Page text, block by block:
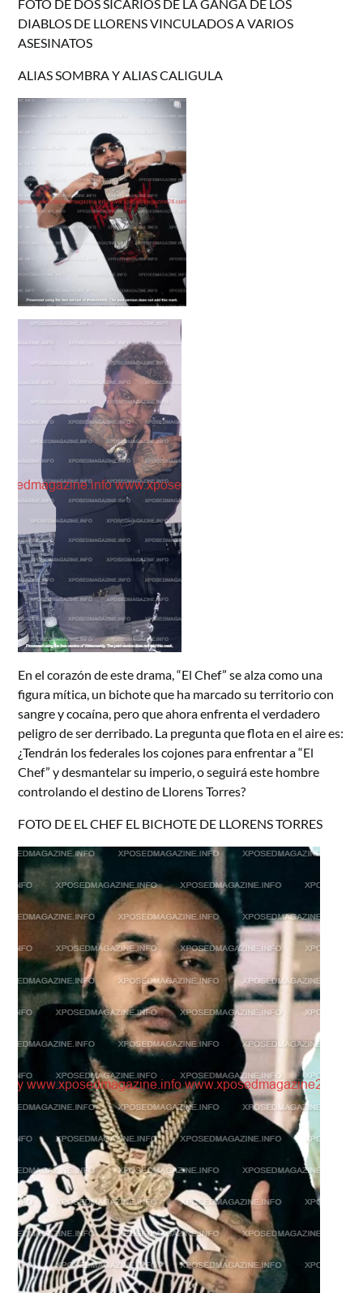
FOTO DE DOS SICARIOS DE LA GANGA DE LOS
DIABLOS DE LLORENS VINCULADOS A VARIOS
ASESINATOS
ALIAS SOMBRA Y ALIAS CALIGULA
En el corazón de este drama, “El Chef” se alza como una
figura mítica, un bichote que ha marcado su territorio con
sangre y cocaína, pero que ahora enfrenta el verdadero
peligro de ser derribado. La pregunta que flota en el aire es:
¿Tendrán los federales los cojones para enfrentar a “El
Chef” y desmantelar su imperio, o seguirá este hombre
controlando el destino de Llorens Torres?
FOTO DE EL CHEF EL BICHOTE DE LLORENS TORRES